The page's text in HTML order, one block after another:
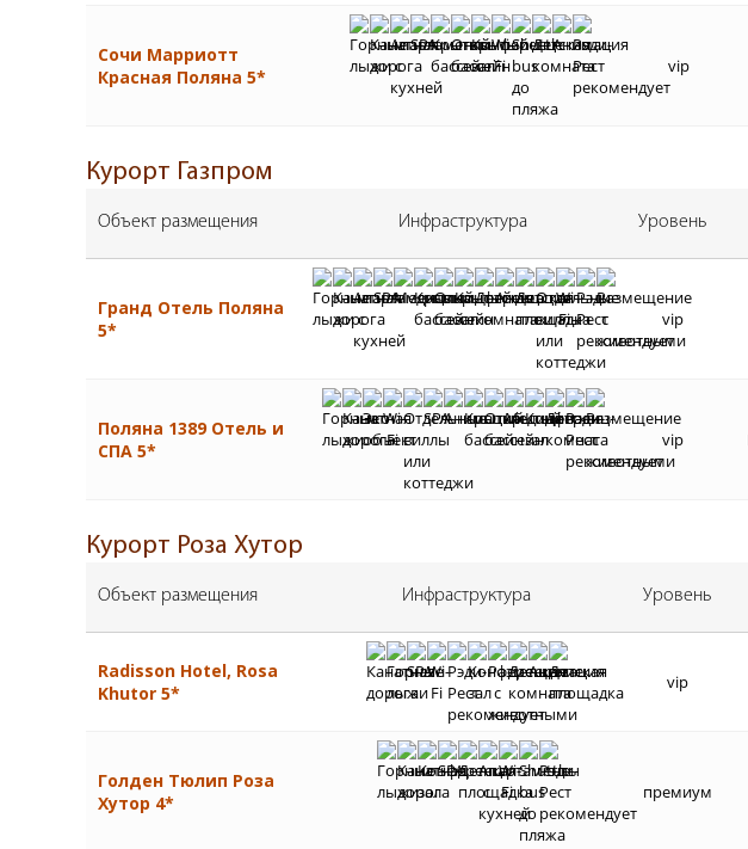
Сочи Марриотт
Красная Поляна 5*
vip
Курорт Газпром
Объект размещения Инфраструктура Уровень
Гранд Отель Поляна
5*
vip
Поляна 1389 Отель и
СПА 5*
vip
Курорт Роза Хутор
Объект размещения Инфраструктура Уровень
Radisson Hotel, Rosa
Khutor 5*
vip
Голден Тюлип Роза
Хутор 4*
премиум